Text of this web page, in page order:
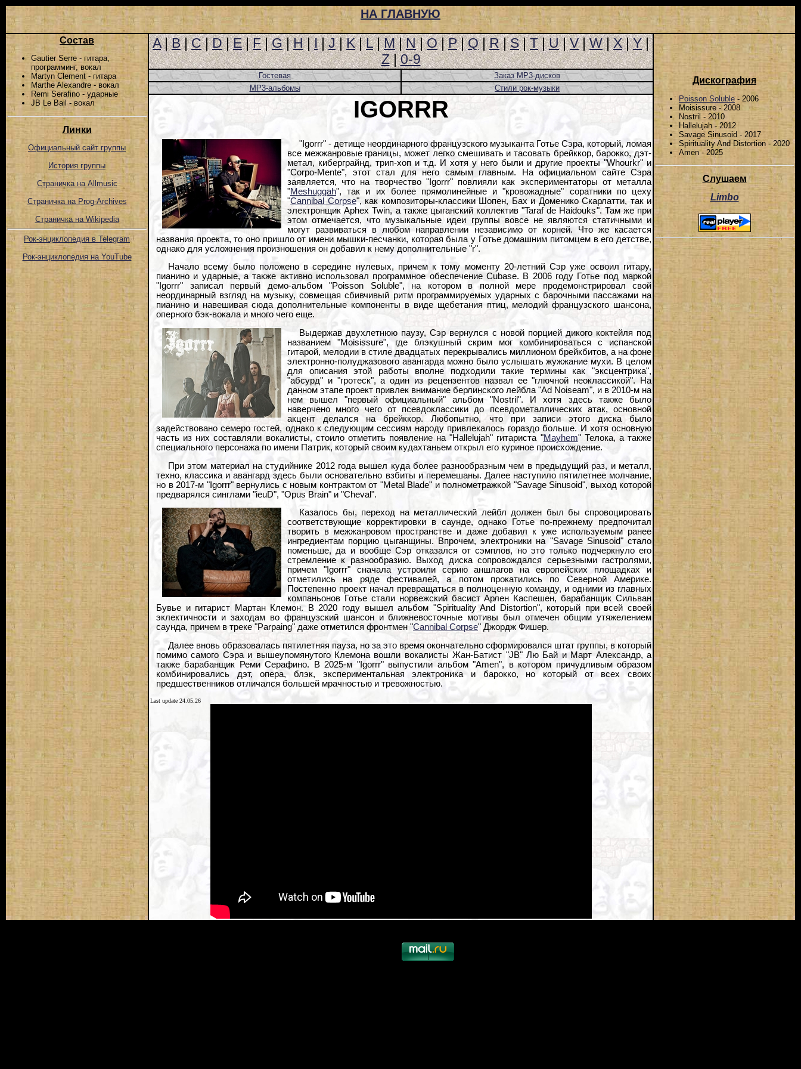
НА ГЛАВНУЮ
Состав
Gautier Serre - гитара,
программинг, вокал
Martyn Clement - гитара
Marthe Alexandre - вокал
Remi Serafino - ударные
JB Le Bail - вокал
Линки
Официальный сайт группы
История группы
Страничка на Allmusic
Страничка на Prog-Archives
Страничка на Wikipedia
Рок-энциклопедия в Telegram
Рок-энциклопедия на YouTube
A|B|C|D|E|F|G|H|I|J|K|L|M|N|O|P|Q|R|S|T|U|V|W|X|Y|
Z|0-9
Дискография
Poisson Soluble- 2006
Moisissure - 2008
Nostril - 2010
Hallelujah - 2012
Savage Sinusoid - 2017
Spirituality And Distortion - 2020
Amen - 2025
Слушаем
Limbo
Гостевая
Заказ MP3-дисков
MP3-альбомы
Стили рок-музыки
IGORRR
"Igorrr" - детище неординарного французского музыканта Готье Сэра, который, ломая
все межжанровые границы, может легко смешивать и тасовать брейккор, барокко, дэт-
метал, киберграйнд, трип-хоп и т.д. И хотя у него были и другие проекты "Whourkr" и
"Corpo-Mente", этот стал для него самым главным. На официальном сайте Сэра
заявляется, что на творчество "Igorrr" повлияли как экспериментаторы от металла
"Meshuggah", так и их более прямолинейные и "кровожадные" соратники по цеху
"Cannibal Corpse", как композиторы-классики Шопен, Бах и Доменико Скарлатти, так и
электронщик Aphex Twin, а также цыганский коллектив "Taraf de Haidouks". Там же при
этом отмечается, что музыкальные идеи группы вовсе не являются статичными и
могут развиваться в любом направлении независимо от корней. Что же касается
названия проекта, то оно пришло от имени мышки-песчанки, которая была у Готье домашним питомцем в его детстве,
однако для усложнения произношения он добавил к нему дополнительные "r".
Начало всему было положено в середине нулевых, причем к тому моменту 20-летний Сэр уже освоил гитару,
пианино и ударные, а также активно использовал программное обеспечение Cubase. В 2006 году Готье под маркой
"Igorrr" записал первый демо-альбом "Poisson Soluble", на котором в полной мере продемонстрировал свой
неординарный взгляд на музыку, совмещая сбивчивый ритм программируемых ударных с барочными пассажами на
пианино и навешивая сюда дополнительные компоненты в виде щебетания птиц, мелодий французского шансона,
оперного бэк-вокала и много чего еще.
Выдержав двухлетнюю паузу, Сэр вернулся с новой порцией дикого коктейля под
названием "Moisissure", где блэкушный скрим мог комбинироваться с испанской
гитарой, мелодии в стиле двадцатых перекрывались миллионом брейкбитов, а на фоне
электронно-полуджазового авангарда можно было услышать жужжание мухи. В целом
для описания этой работы вполне подходили такие термины как "эксцентрика",
"абсурд" и "гротеск", а один из рецензентов назвал ее "глючной неоклассикой". На
данном этапе проект привлек внимание берлинского лейбла "Ad Noiseam", и в 2010-м на
нем вышел "первый официальный" альбом "Nostril". И хотя здесь также было
наверчено много чего от псевдоклассики до псевдометаллических атак, основной
акцент делался на брейккор. Любопытно, что при записи этого диска было
задействовано семеро гостей, однако к следующим сессиям народу привлекалось гораздо больше. И хотя основную
часть из них составляли вокалисты, стоило отметить появление на "Hallelujah" гитариста "Mayhem" Телока, а также
специального персонажа по имени Патрик, который своим кудахтаньем открыл его куриное происхождение.
При этом материал на студийнике 2012 года вышел куда более разнообразным чем в предыдущий раз, и металл,
техно, классика и авангард здесь были основательно взбиты и перемешаны. Далее наступило пятилетнее молчание,
но в 2017-м "Igorrr" вернулись с новым контрактом от "Metal Blade" и полнометражкой "Savage Sinusoid", выход которой
предварялся синглами "ieuD", "Opus Brain" и "Cheval".
Казалось бы, переход на металлический лейбл должен был бы спровоцировать
соответствующие корректировки в саунде, однако Готье по-прежнему предпочитал
творить в межжанровом пространстве и даже добавил к уже используемым ранее
ингредиентам порцию цыганщины. Впрочем, электроники на "Savage Sinusoid" стало
поменьше, да и вообще Сэр отказался от сэмплов, но это только подчеркнуло его
стремление к разнообразию. Выход диска сопровождался серьезными гастролями,
причем "Igorrr" сначала устроили серию аншлагов на европейских площадках и
отметились на ряде фестивалей, а потом прокатились по Северной Америке.
Постепенно проект начал превращаться в полноценную команду, и одними из главных
компаньонов Готье стали норвежский басист Арлен Каспешен, барабанщик Сильван
Бувье и гитарист Мартан Клемон. В 2020 году вышел альбом "Spirituality And Distortion", который при всей своей
эклектичности и заходам во французский шансон и ближневосточные мотивы был отмечен общим утяжелением
саунда, причем в треке "Parpaing" даже отметился фронтмен "Cannibal Corpse" Джордж Фишер.
Далее вновь образовалась пятилетняя пауза, но за это время окончательно сформировался штат группы, в который
помимо самого Сэра и вышеупомянутого Клемона вошли вокалисты Жан-Батист "JB" Лю Бай и Март Александр, а
также барабанщик Реми Серафино. В 2025-м "Igorrr" выпустили альбом "Amen", в котором причудливым образом
комбинировались дэт, опера, блэк, экспериментальная электроника и барокко, но который от всех своих
предшественников отличался большей мрачностью и тревожностью.
Last update 24.05.26